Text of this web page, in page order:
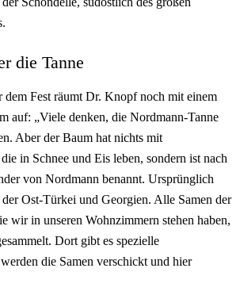
die Tanne
dem Fest räumt Dr. Knopf noch mit einem
auf: „Viele denken, die Nordmann-Tanne
Aber der Baum hat nichts mit
in Schnee und Eis leben, sondern ist nach
von Nordmann benannt. Ursprünglich
der Ost-Türkei und Georgien. Alle Samen der
wir in unseren Wohnzimmern stehen haben,
Dort gibt es spezielle
die Samen verschickt und hier